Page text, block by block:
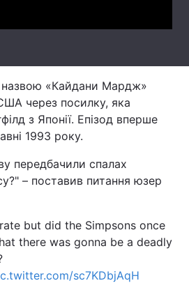
назвою «Кайдани Мардж»
через посилку, яка
з Японії. Епізод вперше
1993 року.
передбачили спалах
– поставив питання юзер
but did the Simpsons once
there was gonna be a deadly
sc7KDbjAqH